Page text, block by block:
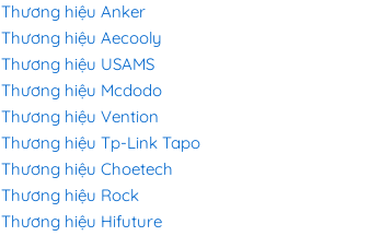
Thương hiệu Anker
Thương hiệu Aecooly
Thương hiệu USAMS
Thương hiệu Mcdodo
Thương hiệu Vention
Thương hiệu Tp-Link Tapo
Thương hiệu Choetech
Thương hiệu Rock
Thương hiệu Hifuture